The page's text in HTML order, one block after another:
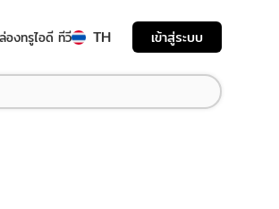
องทรูไอดี ทีวี TH เข้าสู่ระบบ